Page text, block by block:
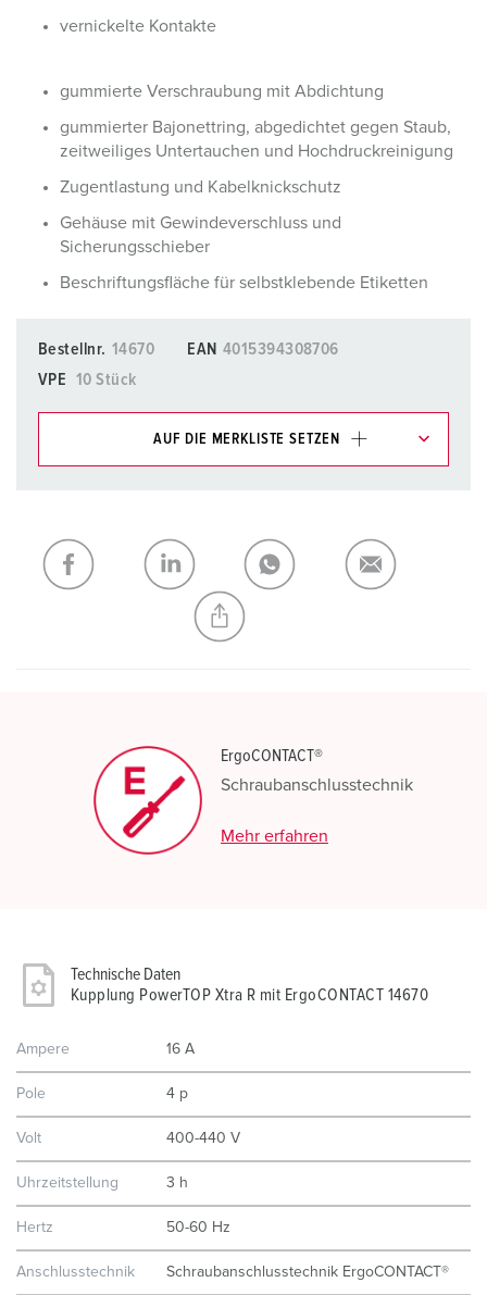
vernickelte Kontakte
gummierte Verschraubung mit Abdichtung
gummierter Bajonettring, abgedichtet gegen Staub,
zeitweiliges Untertauchen und Hochdruckreinigung
Zugentlastung und Kabelknickschutz
Gehäuse mit Gewindeverschluss und
Sicherungsschieber
Beschriftungsfläche für selbstklebende Etiketten
Bestellnr. 14670 EAN 4015394308706
VPE
10 Stück
AUF DIE MERKLISTE SETZEN
Meine Liste (0) HINZUFÜGEN
NEUE LISTE ERSTELLEN
ErgoCONTACT®
Schraubanschlusstechnik
Mehr erfahren
Technische Daten
Kupplung PowerTOP Xtra R mit ErgoCONTACT 14670
Ampere 16 A
Pole 4 p
Volt 400-440 V
Uhrzeitstellung 3 h
Hertz 50-60 Hz
Anschlusstechnik Schraubanschlusstechnik ErgoCONTACT®